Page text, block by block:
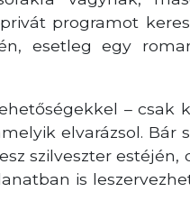
programot
esetleg egy
– csak
elvarázsol. Bár
szilveszter estéjén,
is